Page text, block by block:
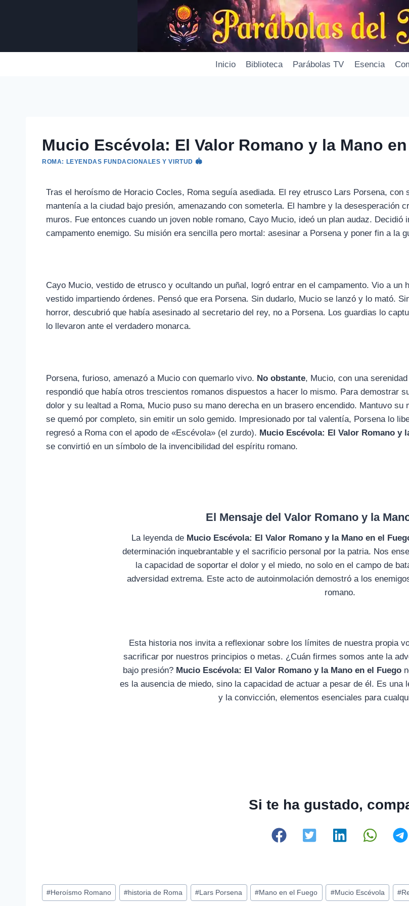
Inicio Biblioteca Parábolas TV Esencia
Mucio Escévola: El Valor Romano y la Mano
ROMA: LEYENDAS FUNDACIONALES Y VIRTUD 🏟️
Tras el heroísmo de Horacio Cocles, Roma seguía asediada. El rey etrusco Lars Porsena, con
mantenía a la ciudad bajo presión, amenazando con someterla. El hambre y la desesperación
muros. Fue entonces cuando un joven noble romano, Cayo Mucio, ideó un plan audaz. Decidió
campamento enemigo. Su misión era sencilla pero mortal: asesinar a Porsena y poner fin a la
Cayo Mucio, vestido de etrusco y ocultando un puñal, logró entrar en el campamento. Vio a un
vestido impartiendo órdenes. Pensó que era Porsena. Sin dudarlo, Mucio se lanzó y lo mató.
horror, descubrió que había asesinado al secretario del rey, no a Porsena. Los guardias lo
lo llevaron ante el verdadero monarca.
Porsena, furioso, amenazó a Mucio con quemarlo vivo. No obstante, Mucio, con una
respondió que había otros trescientos romanos dispuestos a hacer lo mismo. Para demostrar
dolor y su lealtad a Roma, Mucio puso su mano derecha en un brasero encendido. Mantuvo su
se quemó por completo, sin emitir un solo gemido. Impresionado por tal valentía, Porsena lo
regresó a Roma con el apodo de «Escévola» (el zurdo). Mucio Escévola: El Valor Romano y
se convirtió en un símbolo de la invencibilidad del espíritu romano.
El Mensaje del Valor Romano y la
La leyenda de Mucio Escévola: El Valor Romano y la Mano en el
determinación inquebrantable y el sacrificio personal por la patria. Nos
la capacidad de soportar el dolor y el miedo, no solo en el campo de
adversidad extrema. Este acto de autoinmolación demostró a los
romano.
Esta historia nos invita a reflexionar sobre los límites de nuestra propia
sacrificar por nuestros principios o metas. ¿Cuán firmes somos ante la
bajo presión? Mucio Escévola: El Valor Romano y la Mano en el Fuego
es la ausencia de miedo, sino la capacidad de actuar a pesar de él. Es una
y la convicción, elementos esenciales para
Si te ha gustado,
Etiquetas
de
#Heroísmo Romano #historia de Roma #Lars Porsena #Mano en el Fuego #Mucio Escévola #